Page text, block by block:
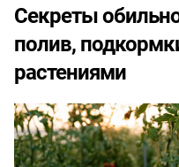
Секреты
полив,
растениями